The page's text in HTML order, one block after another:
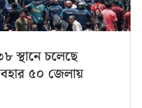
চলেছে
৫০ জেলায়